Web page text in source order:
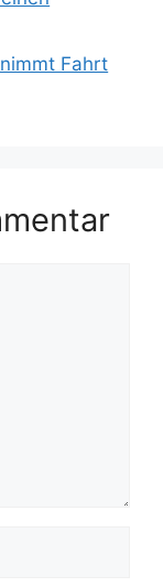
Fahrt